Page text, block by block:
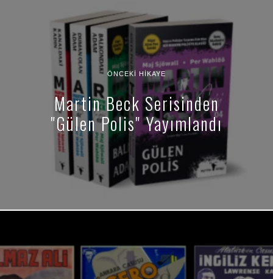
ÖNCEKI HIKAYE
Martin Beck Serisinden
"Gülen Polis" Yayımlandı